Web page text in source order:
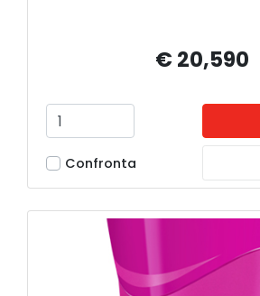
€ 20,590
Confronta